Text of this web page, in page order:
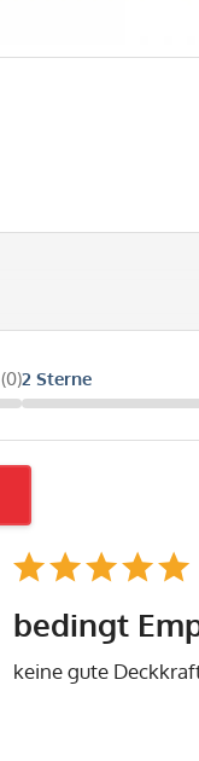
(0)2 Sterne
bedingt
keine gute